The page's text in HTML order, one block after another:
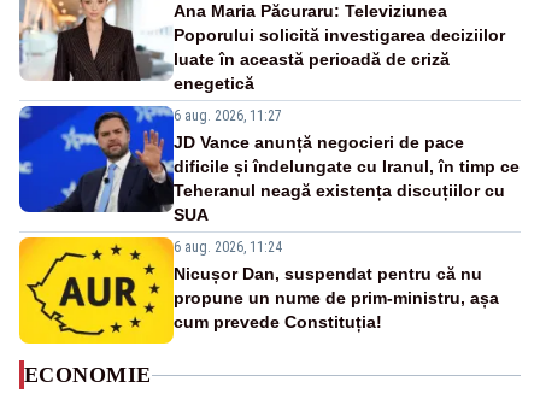
Ana Maria Păcuraru: Televiziunea
Poporului solicită investigarea deciziilor
luate în această perioadă de criză
enegetică
6 aug. 2026, 11:27
JD Vance anunță negocieri de pace
dificile și îndelungate cu Iranul, în timp ce
Teheranul neagă existența discuțiilor cu
SUA
6 aug. 2026, 11:24
Nicușor Dan, suspendat pentru că nu
propune un nume de prim-ministru, așa
cum prevede Constituția!
ECONOMIE